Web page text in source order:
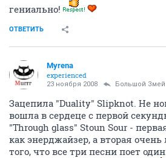
гениально!
ОТВЕТИТЬ
Myrena
experienced
23 ноября 2008 Большой Змей
Зацепила "Duality" Slipknot. Не
вошла в сердеце с первой
"Through glass" Stoun Sour -
как энерджайзер, а вторая
того, что все три песни поет